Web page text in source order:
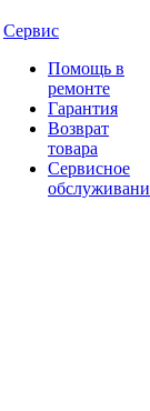
Сервис
Помощь в
ремонте
Гарантия
Возврат
товара
Сервисное